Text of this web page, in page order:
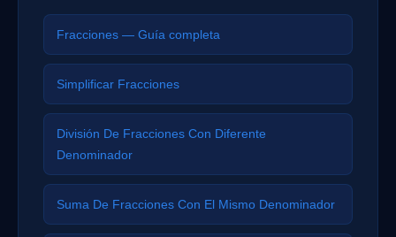
Fracciones — Guía completa
Simplificar Fracciones
División De Fracciones Con Diferente
Denominador
Suma De Fracciones Con El Mismo Denominador